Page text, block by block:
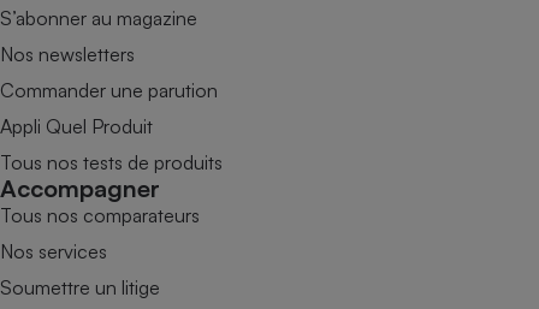
S’abonner au magazine
Nos newsletters
Commander une parution
Appli Quel Produit
Tous nos tests de produits
Accompagner
Tous nos comparateurs
Nos services
Soumettre un litige